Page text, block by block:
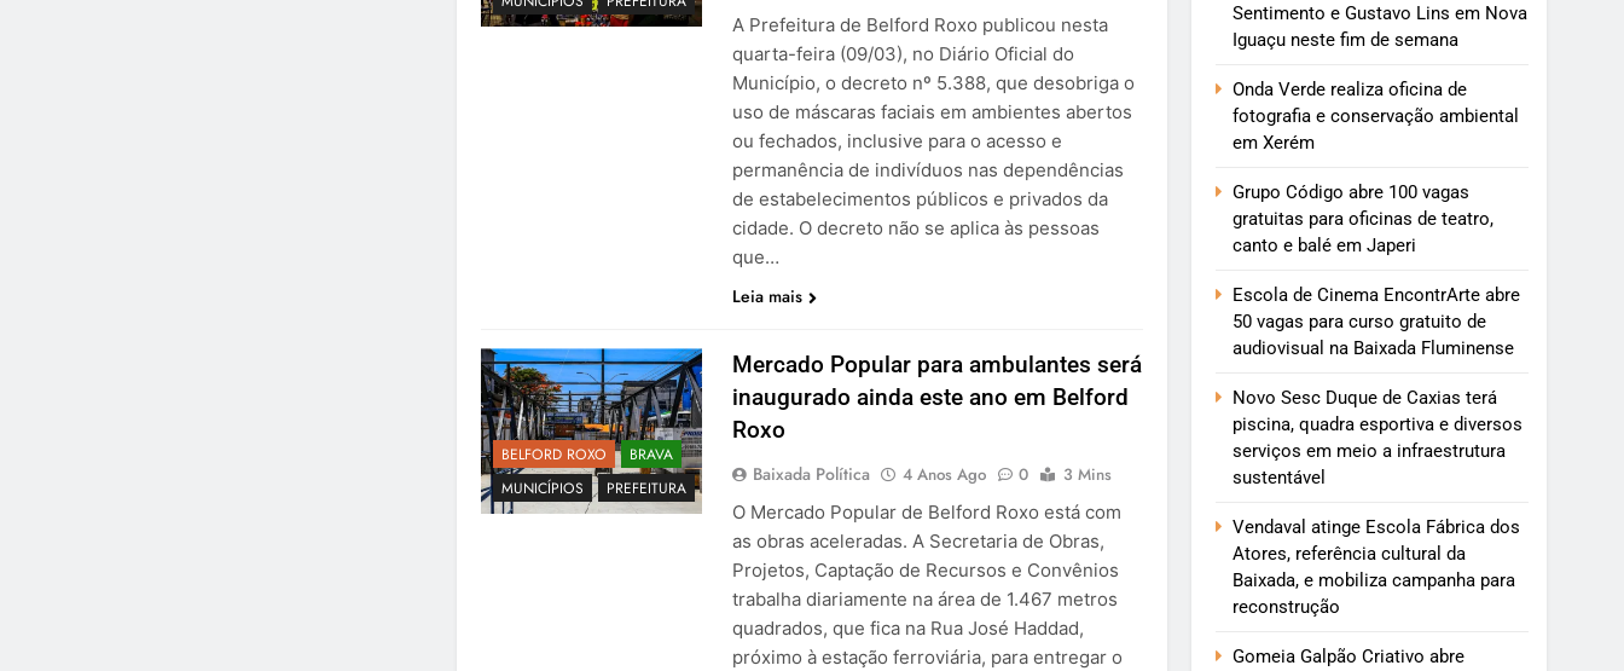
A Prefeitura de Belford Roxo publicou nesta
quarta-feira (09/03), no Diário Oficial do
Município, o decreto nº 5.388, que desobriga o
uso de máscaras faciais em ambientes abertos
ou fechados, inclusive para o acesso e
permanência de indivíduos nas dependências
de estabelecimentos públicos e privados da
cidade. O decreto não se aplica às pessoas
que…
Leia mais
BELFORD ROXO
BRAVA
MUNICÍPIOS
PREFEITURA
Mercado Popular para ambulantes será
inaugurado ainda este ano em Belford
Roxo
Baixada Política 4 Anos Ago 0
3 Mins
O Mercado Popular de Belford Roxo está com
as obras aceleradas. A Secretaria de Obras,
Projetos, Captação de Recursos e Convênios
trabalha diariamente na área de 1.467 metros
quadrados, que fica na Rua José Haddad,
próximo à estação ferroviária, para entregar o
Sentimento e Gustavo Lins em Nova
Iguaçu neste fim de semana
Onda Verde realiza oficina de
fotografia e conservação ambiental
em Xerém
Grupo Código abre 100 vagas
gratuitas para oficinas de teatro,
canto e balé em Japeri
Escola de Cinema EncontrArte abre
50 vagas para curso gratuito de
audiovisual na Baixada Fluminense
Novo Sesc Duque de Caxias terá
piscina, quadra esportiva e diversos
serviços em meio a infraestrutura
sustentável
Vendaval atinge Escola Fábrica dos
Atores, referência cultural da
Baixada, e mobiliza campanha para
reconstrução
Gomeia Galpão Criativo abre